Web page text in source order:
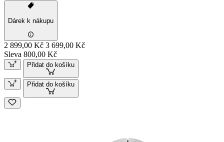
Dárek k nákupu
2 899,00 Kč 3 699,00 Kč
Sleva 800,00 Kč
Přidat do košíku
Přidat do košíku